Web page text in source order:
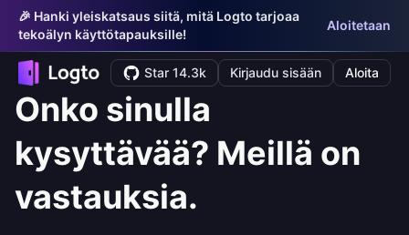
🎉 Hanki yleiskatsaus siitä, mitä Logto tarjoaa
tekoälyn käyttötapauksille!
Aloitetaan
Star 14.3k Kirjaudu sisään Aloita
Onko sinulla
kysyttävää? Meillä on
vastauksia.